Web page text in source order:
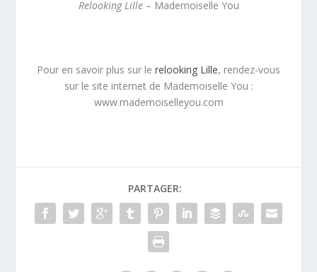
Relooking Lille– Mademoiselle You
Pour en savoir plus sur le relooking Lille, rendez-vous
sur le site internet de Mademoiselle You :
www.mademoiselleyou.com
PARTAGER: